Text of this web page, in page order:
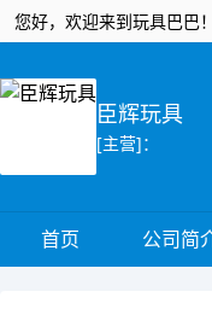
您好，欢迎来到玩具巴巴！
臣辉玩具
[主营]：
首页 公司简